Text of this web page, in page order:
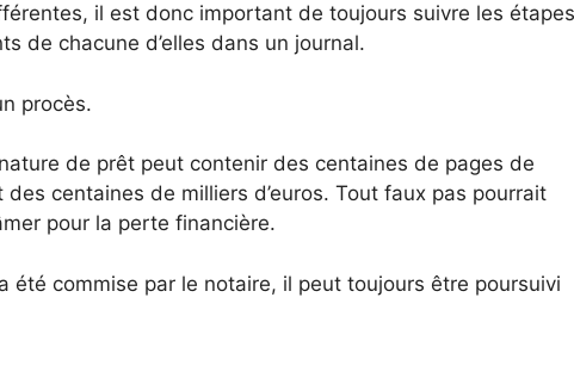
il est donc important de toujours suivre les étapes
de chacune d’elles dans un journal.
procès.
de prêt peut contenir des centaines de pages de
centaines de milliers d’euros. Tout faux pas pourrait
pour la perte financière.
été commise par le notaire, il peut toujours être poursuivi